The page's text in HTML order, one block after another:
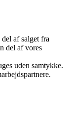
af salget fra
del af vores
uden samtykke.